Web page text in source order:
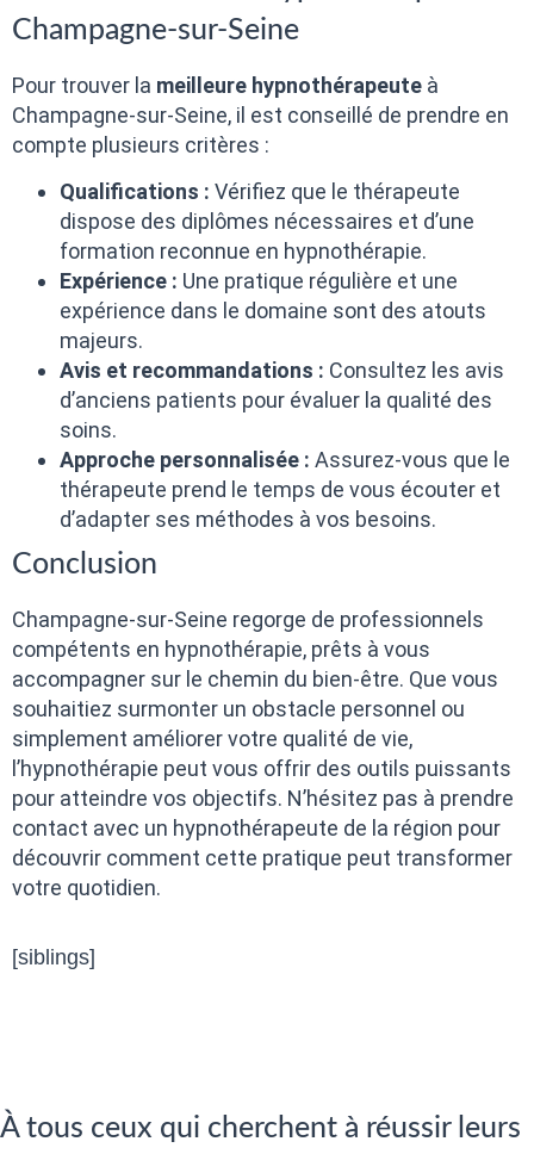
Champagne-sur-Seine
Pour trouver la meilleure hypnothérapeute à
Champagne-sur-Seine, il est conseillé de prendre en
compte plusieurs critères :
Qualifications : Vérifiez que le thérapeute
dispose des diplômes nécessaires et d’une
formation reconnue en hypnothérapie.
Expérience : Une pratique régulière et une
expérience dans le domaine sont des atouts
majeurs.
Avis et recommandations : Consultez les avis
d’anciens patients pour évaluer la qualité des
soins.
Approche personnalisée : Assurez-vous que le
thérapeute prend le temps de vous écouter et
d’adapter ses méthodes à vos besoins.
Conclusion
Champagne-sur-Seine regorge de professionnels
compétents en hypnothérapie, prêts à vous
accompagner sur le chemin du bien-être. Que vous
souhaitiez surmonter un obstacle personnel ou
simplement améliorer votre qualité de vie,
l’hypnothérapie peut vous offrir des outils puissants
pour atteindre vos objectifs. N’hésitez pas à prendre
contact avec un hypnothérapeute de la région pour
découvrir comment cette pratique peut transformer
votre quotidien.
[siblings]
À tous ceux qui cherchent à réussir leurs